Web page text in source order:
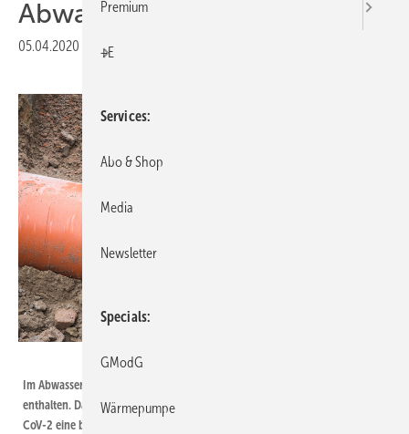
Abwasserleitungen
05.04.2020 Druckvorschau
Im Abwasser ist eine Vielzahl von Keimen und Krankheitserregern
enthalten. Das erfordert bereits im Regelfall ohne das Coronavirus Sars-
CoV-2 eine besondere Vorsicht.
Premium
+E
Services
Abo & Shop
Media
Newsletter
Specials
GModG
Wärmepumpe